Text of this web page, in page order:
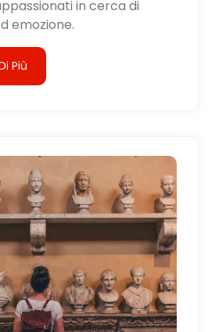
in cerca di
emozione.
Più